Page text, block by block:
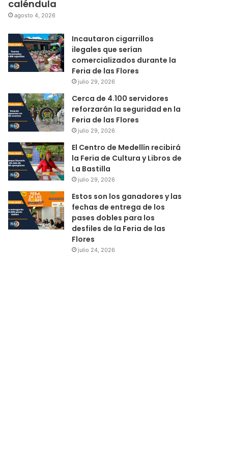
caléndula
agosto 4, 2026
Incautaron cigarrillos
ilegales que serían
comercializados durante la
Feria de las Flores
julio 29, 2026
Cerca de 4.100 servidores
reforzarán la seguridad en la
Feria de las Flores
julio 29, 2026
El Centro de Medellín recibirá
la Feria de Cultura y Libros de
La Bastilla
julio 29, 2026
Estos son los ganadores y las
fechas de entrega de los
pases dobles para los
desfiles de la Feria de las
Flores
julio 24, 2026